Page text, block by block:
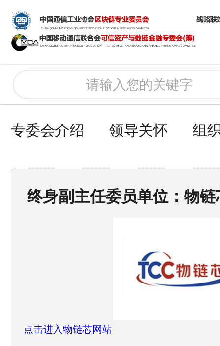
专委会介绍 领导关怀 组
终身副主任委员单位：物
点击进入物链芯网站